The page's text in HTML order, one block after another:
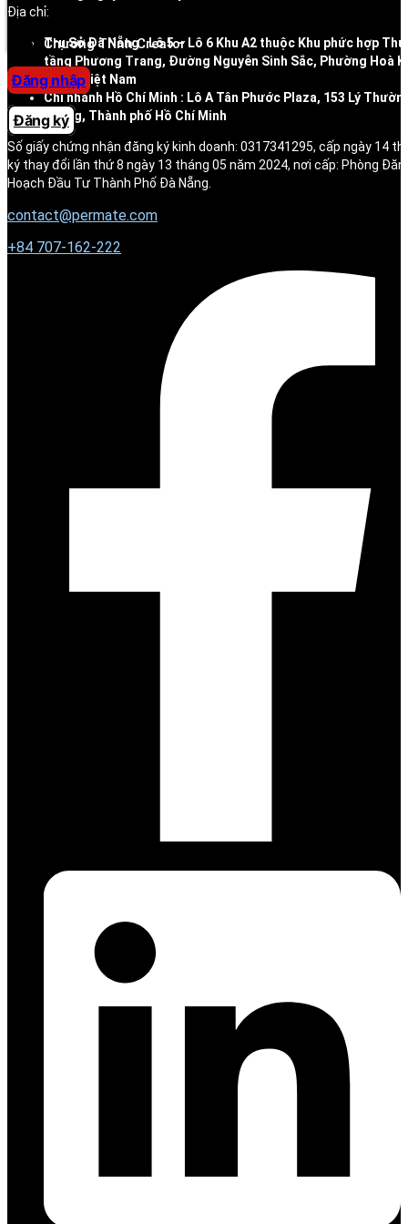
Chương Trình Creator
Đăng nhập
Đăng ký
Địa chỉ:
Trụ Sở Đà Nẵng : Lô 5 – Lô 6 Khu A2 thuộc Khu phức hợp
tầng Phương Trang, Đường Nguyễn Sinh Sắc, Phường Hoà
Nẵng, Việt Nam
Chi nhánh Hồ Chí Minh : Lô A Tân Phước Plaza, 153 Lý
Phụng, Thành phố Hồ Chí Minh
Số giấy chứng nhận đăng ký kinh doanh: 0317341295, cấp ngày 14
ký thay đổi lần thứ 8 ngày 13 tháng 05 năm 2024, nơi cấp: Phòng
Hoạch Đầu Tư Thành Phố Đà Nẵng.
contact@permate.com
+84 707-162-222